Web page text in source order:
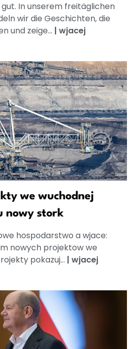
In unserem freitäglichen
wir die Geschichten, die
und zeige... | wjacej
we wuchodnej
nowy stork
hospodarstwo a wjace:
nowych projektow we
pokazuj... | wjacej